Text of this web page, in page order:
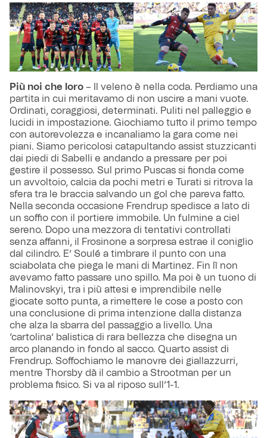
Più noi che loro – Il veleno è nella coda. Perdiamo una
partita in cui meritavamo di non uscire a mani vuote.
Ordinati, coraggiosi, determinati. Puliti nel palleggio e
lucidi in impostazione. Giochiamo tutto il primo tempo
con autorevolezza e incanaliamo la gara come nei
piani. Siamo pericolosi catapultando assist stuzzicanti
dai piedi di Sabelli e andando a pressare per poi
gestire il possesso. Sul primo Puscas si fionda come
un avvoltoio, calcia da pochi metri e Turati si ritrova la
sfera tra le braccia salvando un gol che pareva fatto.
Nella seconda occasione Frendrup spedisce a lato di
un soffio con il portiere immobile. Un fulmine a ciel
sereno. Dopo una mezzora di tentativi controllati
senza affanni, il Frosinone a sorpresa estrae il coniglio
dal cilindro. E’ Soulé a timbrare il punto con una
sciabolata che piega le mani di Martinez. Fin lì non
avevamo fatto passare uno spillo. Ma poi è un tuono di
Malinovskyi, tra i più attesi e imprendibile nelle
giocate sotto punta, a rimettere le cose a posto con
una conclusione di prima intenzione dalla distanza
che alza la sbarra del passaggio a livello. Una
‘cartolina’ balistica di rara bellezza che disegna un
arco planando in fondo al sacco. Quarto assist di
Frendrup. Soffochiamo le manovre dei giallazzurri,
mentre Thorsby dà il cambio a Strootman per un
problema fisico. Si va al riposo sull’1-1.